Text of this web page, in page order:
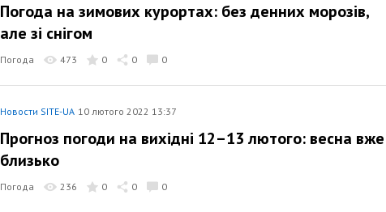
Погода на зимових курортах: без денних морозів,
але зі снігом
Погода 473 0 0 0
Новости SITE-UA 10 лютого 2022 13:37
Прогноз погоди на вихідні 12–13 лютого: весна вже
близько
Погода 236 0 0 0